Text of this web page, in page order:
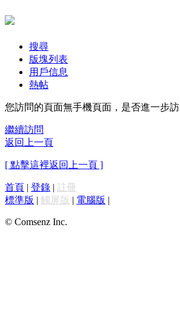
搜尋
版塊列表
用戶信息
熱帖
您訪問的頁面無手機頁面，是否進一步
繼續訪問
返回上一頁
[ 點擊這裡返回上一頁 ]
首頁 | 登錄 | 註冊
標準版 | 觸屏版 | 電腦版 |
© Comsenz Inc.